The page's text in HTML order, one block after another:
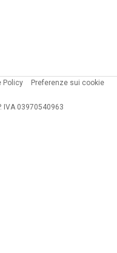
Policy
Preferenze sui cookie
IVA 03970540963